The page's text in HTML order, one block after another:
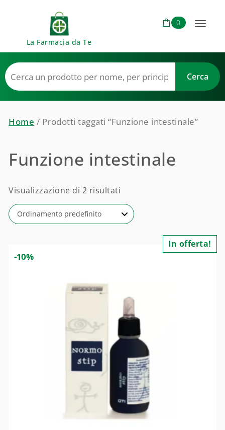
La Farmacia da Te
0
Toggle
Home / Prodotti taggati “Funzione intestinale”
Funzione intestinale
Visualizzazione di 2 risultati
In offerta!
-10%